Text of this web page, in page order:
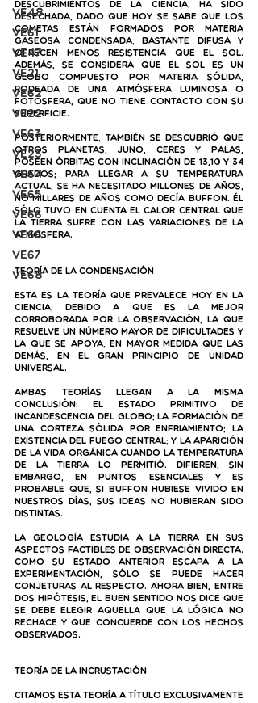
VE48
VE61
VE47
VE21
VE62
VE22
VE63
VE23
VE64
VE65
VE66
ve66
VE67
VE68
descubrimientos de la ciencia, ha sido
desechada, dado que hoy se sabe que los
cometas están formados por materia
gaseosa condensada, bastante difusa y
ofrecen menos resistencia que el Sol.
Además, se considera que el Sol es un
globo compuesto por materia sólida,
rodeada de una atmósfera luminosa o
fotosfera, que no tiene contacto con su
superficie.
Posteriormente, también se descubrió que
otros planetas, Juno, Ceres y Palas,
poseen órbitas con inclinación de 13,10 y 34
grados; para llegar a su temperatura
actual, se ha necesitado millones de años,
no millares de años como decía Buffon. Él
sólo tuvo en cuenta el calor central que
la Tierra sufre con las variaciones de la
atmosfera.
Teoría de la Condensación
Esta es la teoría que prevalece hoy en la
Ciencia, debido a que es la mejor
corroborada por la observación, la que
resuelve un número mayor de dificultades y
la que se apoya, en mayor medida que las
demás, en el gran principio de Unidad
Universal.
Ambas teorías llegan a la misma
conclusión: el estado primitivo de
incandescencia del globo; la formación de
una corteza sólida por enfriamiento; la
existencia del fuego central; y la aparición
de la vida orgánica cuando la temperatura
de la Tierra lo permitió. Difieren, sin
embargo, en puntos esenciales y es
probable que, si Buffon hubiese vivido en
nuestros días, sus ideas no hubieran sido
distintas.
La Geología estudia a la Tierra en sus
aspectos factibles de observación directa.
Como su estado anterior escapa a la
experimentación, sólo se puede hacer
conjeturas al respecto. Ahora bien, entre
dos hipótesis, el buen sentido nos dice que
se debe elegir aquella que la lógica no
rechace y que concuerde con los hechos
observados.
Teoría de la incrustación
Citamos esta teoría a título exclusivamente